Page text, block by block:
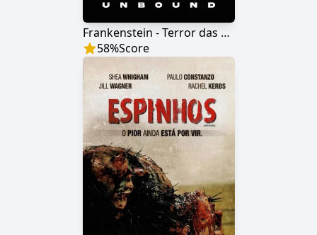
Frankenstein - Terror das Trevas
58%Score